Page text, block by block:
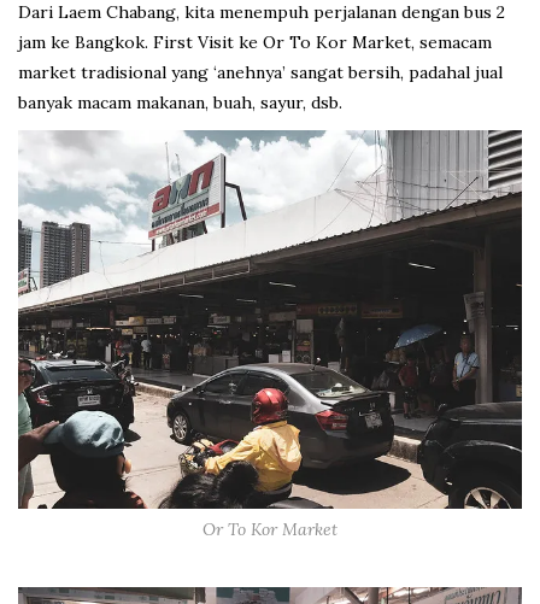
Dari Laem Chabang, kita menempuh perjalanan dengan bus 2
jam ke Bangkok. First Visit ke Or To Kor Market, semacam
market tradisional yang ‘anehnya’ sangat bersih, padahal jual
banyak macam makanan, buah, sayur, dsb.
Or To Kor Market